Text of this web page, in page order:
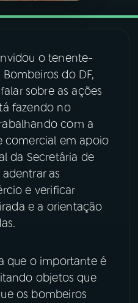
Facebook
X
o tenente-
do DF,
sobre as ações
fazendo no
com a
comercial em apoio
da Secretária de
as
e verificar
e a orientação
que o importante é
objetos que
os bombeiros